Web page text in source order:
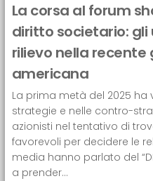
La corsa al forum
diritto societario: gli
rilievo nella recente
americana
La prima metà del 2025 ha
strategie e nelle contro-
azionisti nel tentativo di
favorevoli per decidere le
media hanno parlato del
a prender...